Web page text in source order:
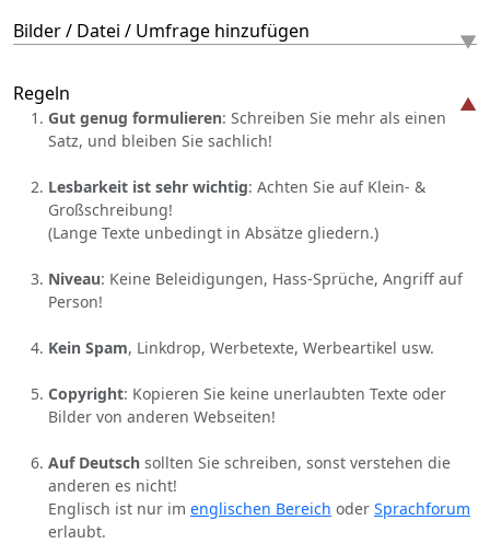
Bilder / Datei / Umfrage hinzufügen
Regeln
Gut genug formulieren: Schreiben Sie mehr als einen
Satz, und bleiben Sie sachlich!
Lesbarkeit ist sehr wichtig: Achten Sie auf Klein- &
Großschreibung!
(Lange Texte unbedingt in Absätze gliedern.)
Niveau: Keine Beleidigungen, Hass-Sprüche, Angriff auf
Person!
Kein Spam, Linkdrop, Werbetexte, Werbeartikel usw.
Copyright: Kopieren Sie keine unerlaubten Texte oder
Bilder von anderen Webseiten!
Auf Deutsch sollten Sie schreiben, sonst verstehen die
anderen es nicht!
Englisch ist nur im englischen Bereich oder Sprachforum
erlaubt.